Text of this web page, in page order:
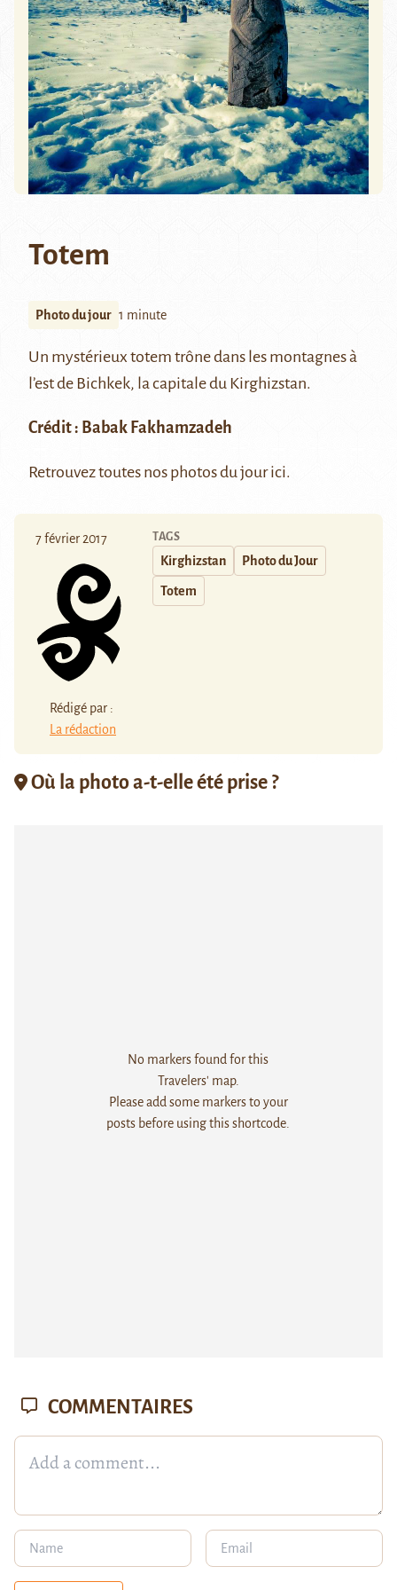
Totem
Photo du jour 1 minute
Un mystérieux totem trône dans les montagnes à
l’est de Bichkek, la capitale du Kirghizstan.
Crédit : Babak Fakhamzadeh
Retrouvez toutes nos photos du jourici.
7 février 2017
Rédigé par :
La rédaction
TAGS
Kirghizstan Photo du Jour
Totem
Où la photo a-t-elle été prise ?
No markers found for this
Travelers' map.
Please add some markers to your
posts before using this shortcode.
COMMENTAIRES